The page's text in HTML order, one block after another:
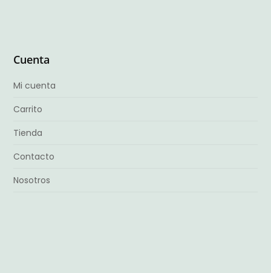
Cuenta
Mi cuenta
Carrito
Tienda
Contacto
Nosotros